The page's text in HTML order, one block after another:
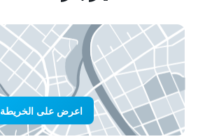
اعرض على الخريطة